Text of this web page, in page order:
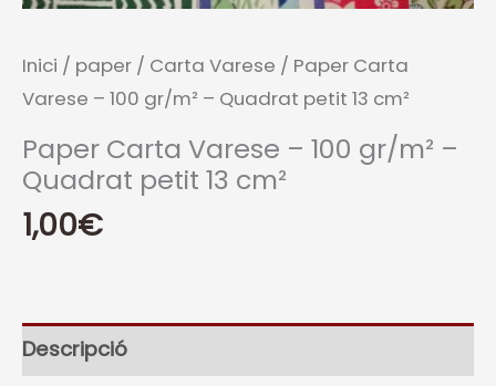
Inici / paper / Carta Varese / Paper Carta
Varese – 100 gr/m² – Quadrat petit 13 cm²
Paper Carta Varese – 100 gr/m² –
Quadrat petit 13 cm²
1,00€
Descripció